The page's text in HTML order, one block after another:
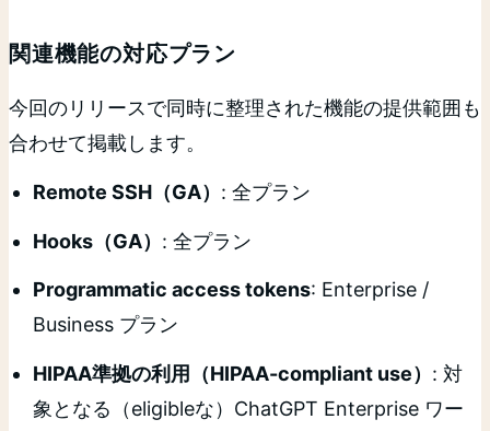
関連機能の対応プラン
今回のリリースで同時に整理された機能の提供範囲も
合わせて掲載します。
Remote SSH（GA） : 全プラン
Hooks（GA） : 全プラン
Programmatic access tokens: Enterprise /
Business プラン
HIPAA準拠の利用（HIPAA-compliant use） : 対
象となる（eligibleな）ChatGPT Enterprise ワー